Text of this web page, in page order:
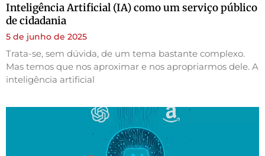
Inteligência Artificial (IA) como um serviço público
de cidadania
5 de junho de 2025
Trata-se, sem dúvida, de um tema bastante complexo.
Mas temos que nos aproximar e nos apropriarmos dele. A
inteligência artificial